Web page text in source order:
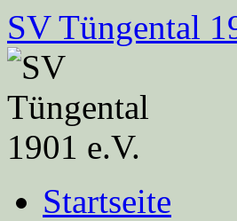
Zum
Inhalt
springen
SV Tüngental
Startseite